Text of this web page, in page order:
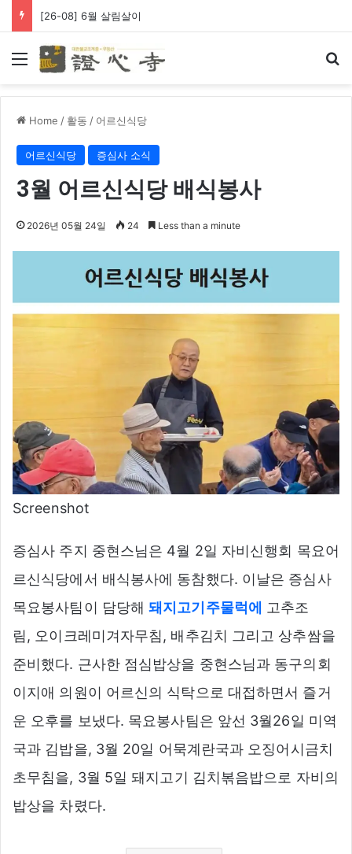
[26-08] 6월 살림살이
Menu
Home / 활동 / 어르신식당
어르신식당 증심사 소식
3월 어르신식당 배식봉사
2026년 05월 24일 24 Less than a minute
Screenshot
증심사 주지 중현스님은 4월 2일 자비신행회 목요어
르신식당에서 배식봉사에 동참했다. 이날은 증심사
목요봉사팀이 담당해돼지고기주물럭에 고추조
림, 오이크레미겨자무침, 배추김치 그리고 상추쌈을
준비했다. 근사한 점심밥상을 중현스님과 동구의회
이지애 의원이 어르신의 식탁으로 대접하면서 즐거
운 오후를 보냈다. 목요봉사팀은 앞선 3월26일 미역
국과 김밥을, 3월 20일 어묵계란국과 오징어시금치
초무침을, 3월 5일 돼지고기 김치볶음밥으로 자비의
밥상을 차렸다.